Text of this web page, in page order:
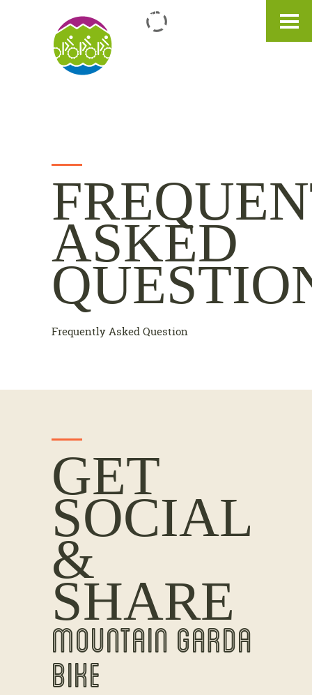
EN
ASKED
Frequently Asked Question
GET
SOCIAL
&
SHARE
MOUNTAIN GARDA
BIKE